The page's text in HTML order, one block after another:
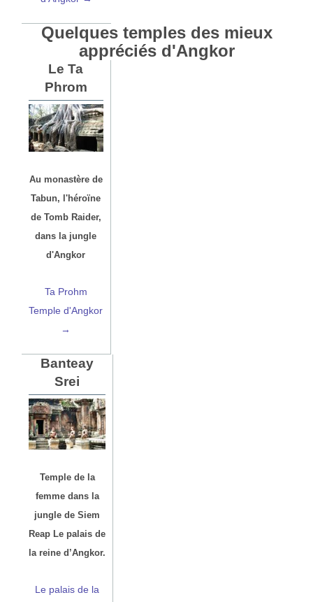
Quelques temples des mieux
appréciés d'Angkor
Le Ta
Phrom
Au monastère de
Tabun, l'héroïne
de Tomb Raider,
dans la jungle
d'Angkor
Ta Prohm
Temple d'Angkor
→
Banteay
Srei
Temple de la
femme dans la
jungle de Siem
Reap Le palais de
la reine d’Angkor.
Le palais de la